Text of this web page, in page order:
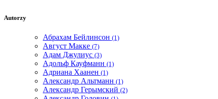
Autorzy
Абрахам Бейлинсон (1)
Август Макке (7)
Адам Джулиус (3)
Адольф Кауфманн (1)
Адриана Хаанен (1)
Александр Альтманн (1)
Александр Герымский (2)